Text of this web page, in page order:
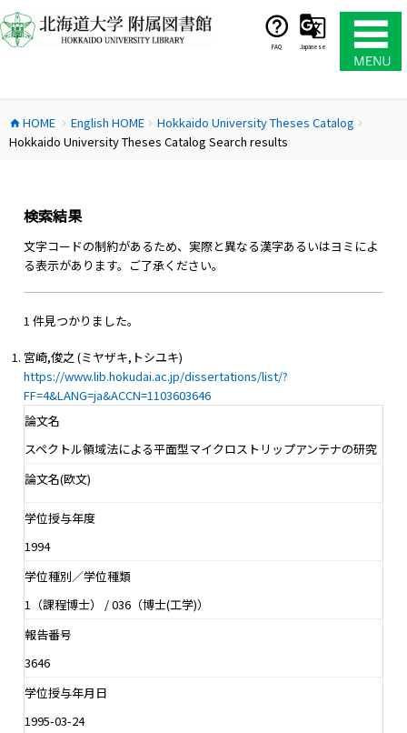
ン
テ
ス
キ
FAQ Japanese
home HOME chevron_right English HOMEchevron_right Hokkaido University Theses Catalog chevron_right
Hokkaido University Theses Catalog Search results
検索結果
文字コードの制約があるため、実際と異なる漢字あるいはヨミによ
る表示があります。ご了承ください。
1 件見つかりました。
宮崎,俊之 (ミヤザキ,トシユキ)
https://www.lib.hokudai.ac.jp/dissertations/list/?
FF=4&LANG=ja&ACCN=1103603646
論文名
スペクトル領域法による平面型マイクロストリップアンテナの研究
論文名(欧文)
学位授与年度
1994
学位種別／学位種類
1（課程博士） / 036（博士(工学)）
報告番号
3646
学位授与年月日
1995-03-24